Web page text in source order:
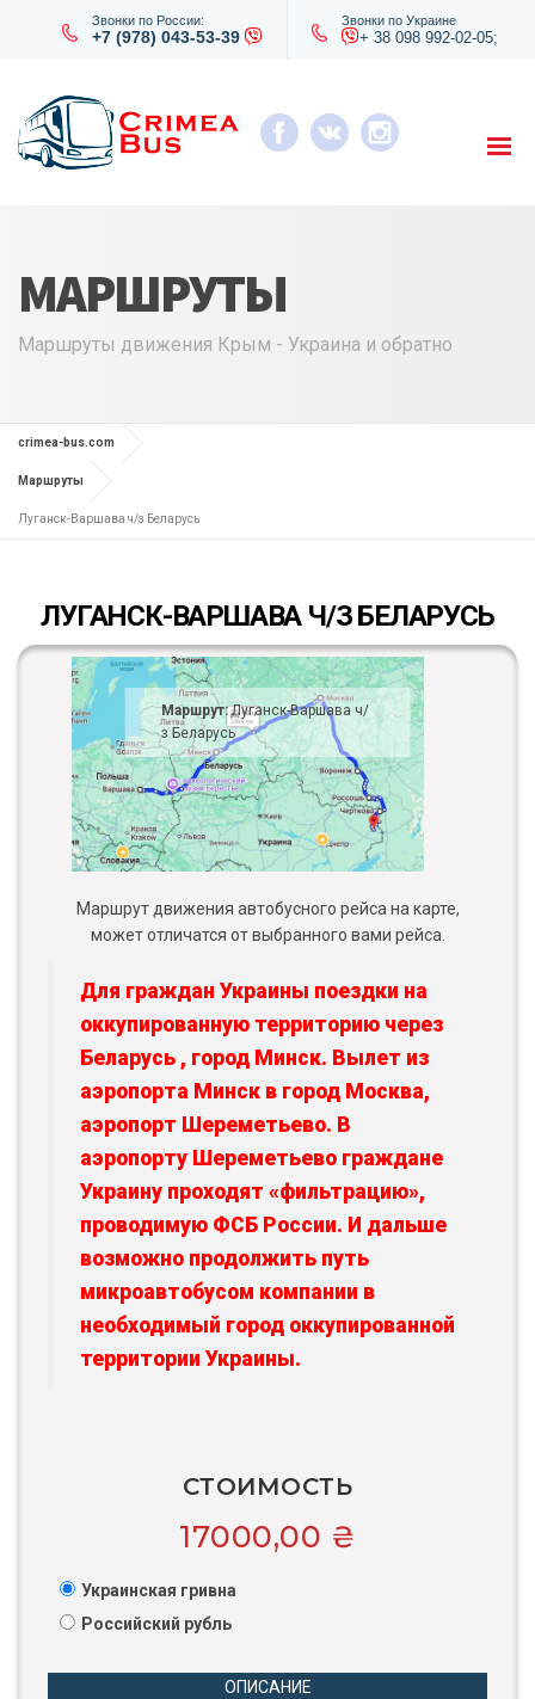
Звонки по России:
+7 (978) 043-53-39
Звонки по Украине
+ 38 098 992-02-05;
МАРШРУТЫ
Маршруты движения Крым - Украина и обратно
crimea-bus.com
Маршруты
Луганск-Варшава ч/з Беларусь
ЛУГАНСК-ВАРШАВА Ч/З БЕЛАРУСЬ
Маршрут:Луганск-Варшава ч/
з Беларусь
Маршрут движения автобусного рейса на карте,
может отличатся от выбранного вами рейса.
Для граждан Украины поездки на
оккупированную территорию через
Беларусь , город Минск. Вылет из
аэропорта Минск в город Москва,
аэропорт Шереметьево. В
аэропорту Шереметьево граждане
Украину проходят «фильтрацию»,
проводимую ФСБ России. И дальше
возможно продолжить путь
микроавтобусом компании в
необходимый город оккупированной
территории Украины.
СТОИМОСТЬ
17000,00 ₴
Украинская гривна
Российский рубль
ОПИСАНИЕ